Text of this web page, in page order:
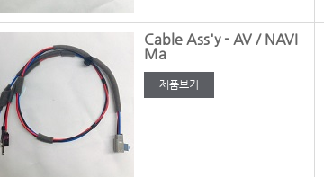
Cable Ass'y - AV / NAVI
Ma
제품보기